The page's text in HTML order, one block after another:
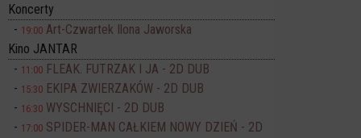
Koncerty
19:00 Art-Czwartek Ilona Jaworska
Kino JANTAR
11:00 FLEAK. FUTRZAK I JA - 2D DUB
15:30 EKIPA ZWIERZAKÓW - 2D DUB
16:30 WYSCHNIĘCI - 2D DUB
17:00 SPIDER-MAN CAŁKIEM NOWY DZIEŃ - 2D